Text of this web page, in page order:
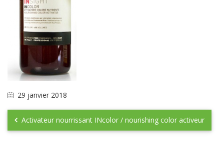
29 janvier 2018
Activateur nourrissant INcolor / nourishing color activeur